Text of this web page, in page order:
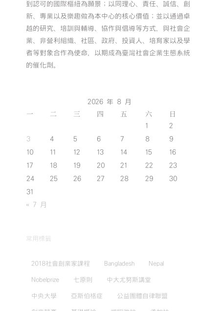
到認可的國際樞紐為願景；以同理心、責任、誠信、創
新、專業以及樂趣做為本中心的核心價值；並以通過卓
越的研究、培訓與輔導、協作與倡導等方式，與社會企
業、非營利組織、社區、政府、投資人、培育家以及學
者等對象合作為使命，以期成為臺灣社會企業生態系統
的催化劑。
2026 年 8 月
一 二 三 四 五 六 日
1
2
3
4 5 6 7 8
9
10
11 12 13 14 15
16
17
18 19 20 21 22
23
24
25 26 27 28 29
30
31
« 7 月
常用標籤
2018社會創業家課程 Bangladesh Nepal
Nobelprize 七原則 中大尤努斯講堂
中央大學 亞斯伯格症 公益團體自律聯盟